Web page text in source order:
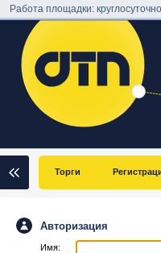
Работа площадки:
Торги
Авторизация
Имя: